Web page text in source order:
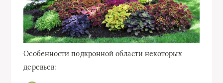
Особенности подкронной области некоторых
деревьев: